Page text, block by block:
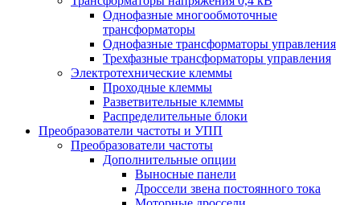
Однофазные многообмоточные
трансформаторы
Однофазные трансформаторы управления
Трехфазные трансформаторы управления
Электротехнические клеммы
Проходные клеммы
Разветвительные клеммы
Распределительные блоки
Преобразователи частоты и УПП
Преобразователи частоты
Дополнительные опции
Выносные панели
Дроссели звена постоянного тока